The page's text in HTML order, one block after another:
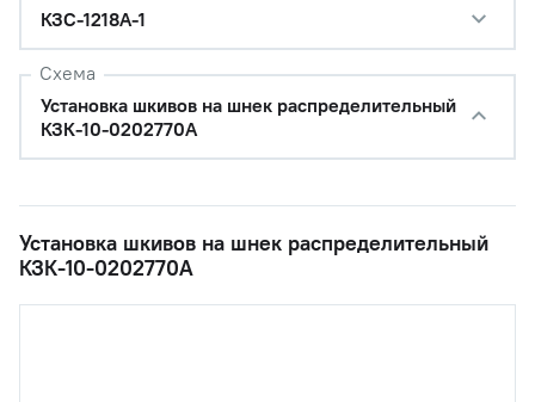
КЗС-1218А-1
Схема
Установка шкивов на шнек распределительный
КЗК-10-0202770А
Установка шкивов на шнек распределительный
КЗК-10-0202770А